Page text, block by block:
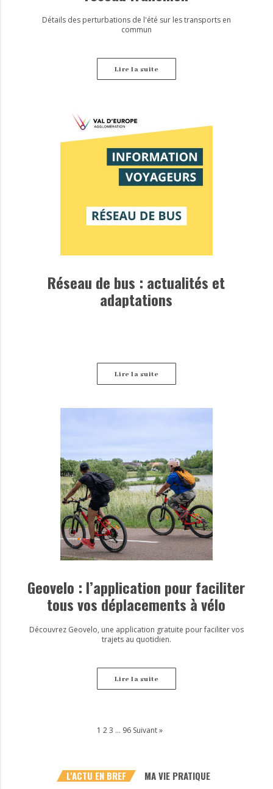
Détails des perturbations de l'été sur les transports en
commun
Lire la suite
Réseau de bus : actualités et
adaptations
concernant les perturbations des lignes de bus.
Lire la suite
Geovelo : l’application pour faciliter
tous vos déplacements à vélo
Découvrez Geovelo, une application gratuite pour faciliter vos
trajets au quotidien.
Lire la suite
1 2 3 … 96 Suivant »
L'ACTU EN BREF MA VIE PRATIQUE